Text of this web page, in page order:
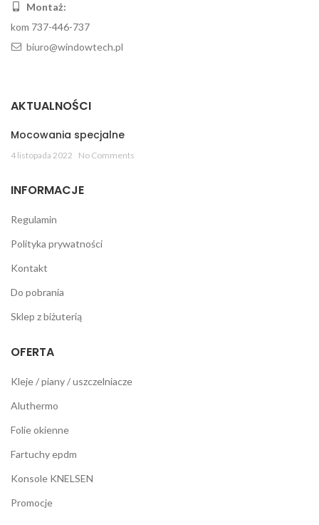
Montaż:
kom 737-446-737
biuro@windowtech.pl
AKTUALNOŚCI
Mocowania specjalne
4 listopada 2022 No Comments
INFORMACJE
Regulamin
Polityka prywatności
Kontakt
Do pobrania
Sklep z biżuterią
OFERTA
Kleje / piany / uszczelniacze
Aluthermo
Folie okienne
Fartuchy epdm
Konsole KNELSEN
Promocje